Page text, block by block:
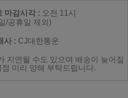
마감시각 : 오전 11시
/공휴일 제외)
사 : CJ대한통운
지연될 수도 있으며 배송이 늦어질
점 미리 양해 부탁드립니다.